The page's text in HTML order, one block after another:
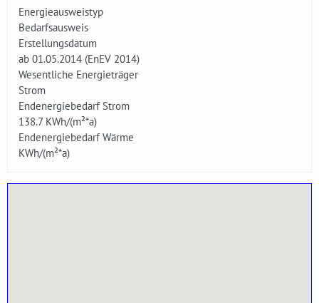
Energieausweistyp
Bedarfsausweis
Erstellungsdatum
ab 01.05.2014 (EnEV 2014)
Wesentliche Energieträger
Strom
Endenergiebedarf Strom
138.7 KWh/(m²*a)
Endenergiebedarf Wärme
KWh/(m²*a)